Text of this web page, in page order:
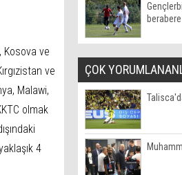
Kosova ve
ve
Malawi,
olmak
4
berabere
ÇOK